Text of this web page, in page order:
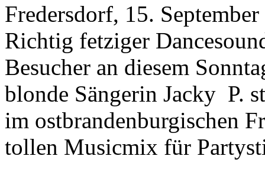
Fredersdorf, 15.
Richtig fetziger
Besucher an diesem
blonde Sängerin Jacky P.
im ostbrandenburgischen
tollen Musicmix für